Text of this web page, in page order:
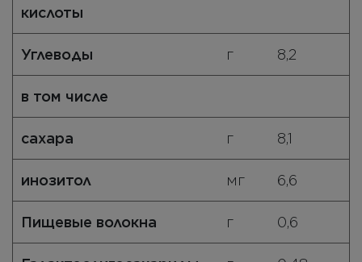
кислоты
Углеводы г 8,2
в том числе
сахара г 8,1
инозитол мг 6,6
Пищевые волокна г 0,6